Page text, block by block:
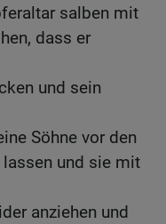
salben mit
dass er
und sein
Söhne vor den
und sie mit
anziehen und